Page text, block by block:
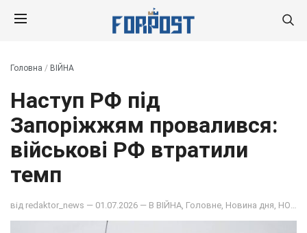
Головна / ВІЙНА
Наступ РФ під
Запоріжжям провалився:
військові РФ втратили
темп
від redaktor_news — 01.07.2026 — В ВІЙНА Головне Новина дня НОВИНИ